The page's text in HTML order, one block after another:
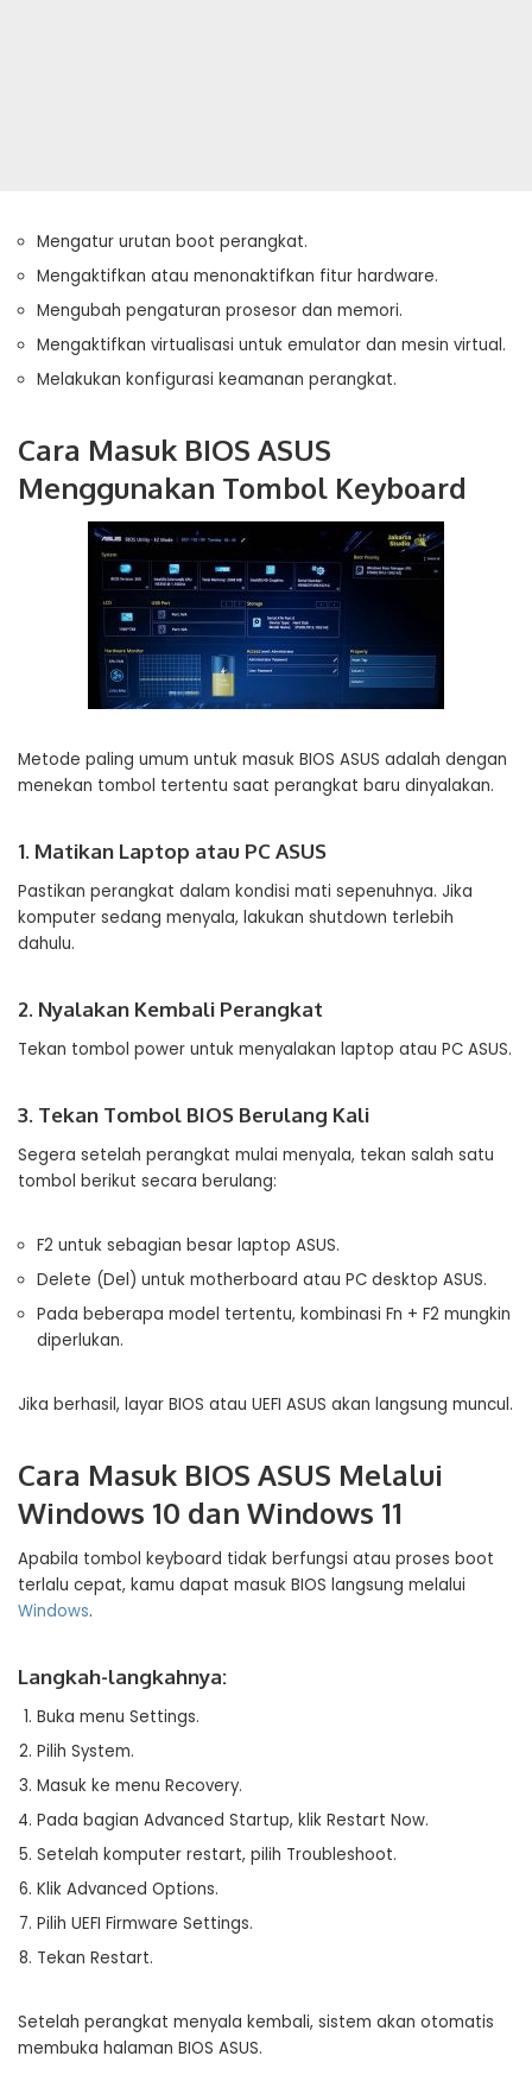
Mengatur urutan boot perangkat.
Mengaktifkan atau menonaktifkan fitur hardware.
Mengubah pengaturan prosesor dan memori.
Mengaktifkan virtualisasi untuk emulator dan mesin virtual.
Melakukan konfigurasi keamanan perangkat.
Cara Masuk BIOS ASUS
Menggunakan Tombol Keyboard
Metode paling umum untuk masuk BIOS ASUS adalah dengan
menekan tombol tertentu saat perangkat baru dinyalakan.
1. Matikan Laptop atau PC ASUS
Pastikan perangkat dalam kondisi mati sepenuhnya. Jika
komputer sedang menyala, lakukan shutdown terlebih
dahulu.
2. Nyalakan Kembali Perangkat
Tekan tombol power untuk menyalakan laptop atau PC ASUS.
3. Tekan Tombol BIOS Berulang Kali
Segera setelah perangkat mulai menyala, tekan salah satu
tombol berikut secara berulang:
F2 untuk sebagian besar laptop ASUS.
Delete (Del) untuk motherboard atau PC desktop ASUS.
Pada beberapa model tertentu, kombinasi Fn + F2 mungkin
diperlukan.
Jika berhasil, layar BIOS atau UEFI ASUS akan langsung muncul.
Cara Masuk BIOS ASUS Melalui
Windows 10 dan Windows 11
Apabila tombol keyboard tidak berfungsi atau proses boot
terlalu cepat, kamu dapat masuk BIOS langsung melalui
Windows.
Langkah-langkahnya:
Buka menu Settings.
Pilih System.
Masuk ke menu Recovery.
Pada bagian Advanced Startup, klik Restart Now.
Setelah komputer restart, pilih Troubleshoot.
Klik Advanced Options.
Pilih UEFI Firmware Settings.
Tekan Restart.
Setelah perangkat menyala kembali, sistem akan otomatis
membuka halaman BIOS ASUS.